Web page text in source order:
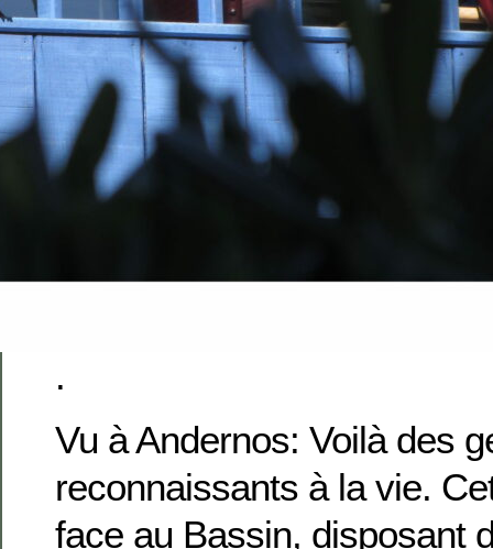
.
Vu à Andernos: Voilà des
reconnaissants à la vie.
face au Bassin, disposant